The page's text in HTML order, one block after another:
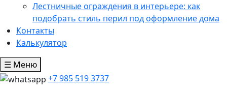
Лестничные ограждения в интерьере: как
подобрать стиль перил под оформление дома
Контакты
Калькулятор
☰ Меню
+7 985 519 3737